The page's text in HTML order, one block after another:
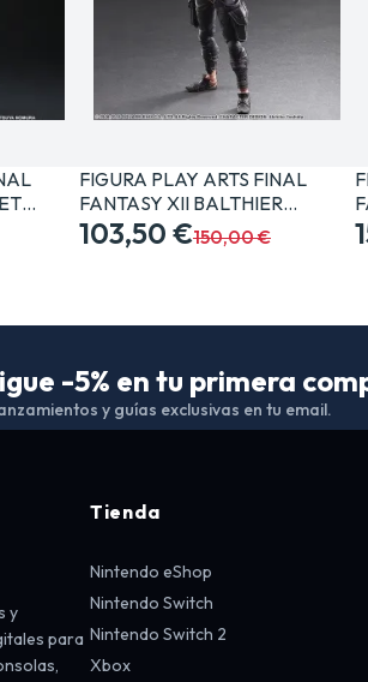
FIGURA PLAY ARTS FINAL
FANTASY XII BALTHIER…
103,50 €150,00 €
-5% en tu primera
y guías exclusivas en tu email.
y
para
Tienda
Nintendo eShop
Nintendo Switch
Nintendo Switch 2
Xbox